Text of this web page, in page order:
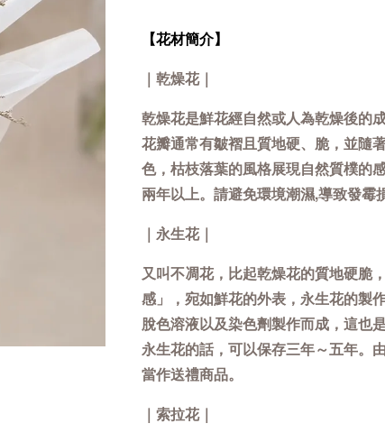
【花材簡介】
｜乾燥花｜
乾燥花是鮮花經自然或人為乾燥後的
花瓣通常有皺褶且質地硬、脆，並隨
色，枯枝落葉的風格展現自然質樸的
兩年以上。請避免環境潮濕,導致發霉
｜永生花｜
又叫不凋花，比起乾燥花的質地硬脆
感」，宛如鮮花的外表，永生花的製
脫色溶液以及染色劑製作而成，這也
永生花的話，可以保存三年～五年。
當作送禮商品。
｜索拉花｜